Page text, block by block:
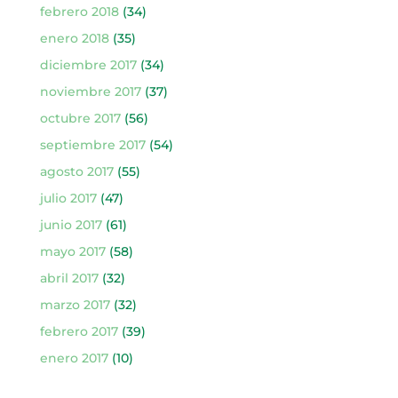
febrero 2018(34)
enero 2018(35)
diciembre 2017(34)
noviembre 2017(37)
octubre 2017(56)
septiembre 2017(54)
agosto 2017(55)
julio 2017(47)
junio 2017(61)
mayo 2017(58)
abril 2017(32)
marzo 2017(32)
febrero 2017(39)
enero 2017(10)